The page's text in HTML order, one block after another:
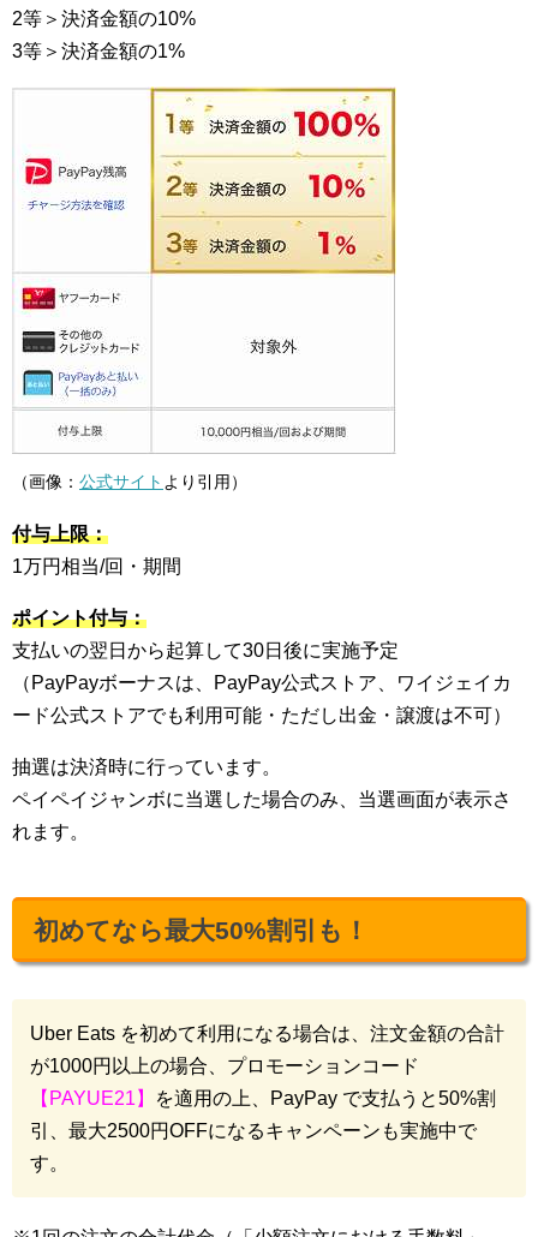
2等＞決済金額の10%
3等＞決済金額の1%
（画像： 公式サイト より引用）
付与上限：
1万円相当/回・期間
ポイント付与：
支払いの翌日から起算して30日後に実施予定
（PayPayボーナスは、PayPay公式ストア、ワイジェイカ
ード公式ストアでも利用可能・ただし出金・譲渡は不可）
抽選は決済時に行っています。
ペイペイジャンボに当選した場合のみ、当選画面が表示さ
れます。
初めてなら最大50%割引も！
Uber Eats を初めて利用になる場合は、注文金額の合計
が1000円以上の場合、プロモーションコード
【PAYUE21】
を適用の上、PayPay で支払うと50%割
引、最大2500円OFFになるキャンペーンも実施中で
す。